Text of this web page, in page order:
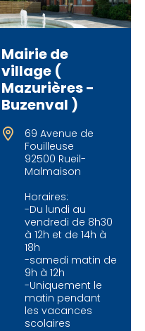
Mairie de
village (
Mazurières -
Buzenval )
69 Avenue de
Fouilleuse
92500 Rueil-
Malmaison
Horaires:
-Du lundi au
vendredi de 8h30
à 12h et de 14h à
18h
-samedi matin de
9h à 12h
-Uniquement le
matin pendant
les vacances
scolaires